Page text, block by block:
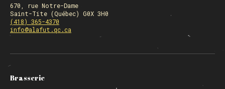
670, rue Notre-Dame
Saint-Tite (Québec) G0X 3H0
(418) 365-4370
info@alafut.qc.ca
Brasserie